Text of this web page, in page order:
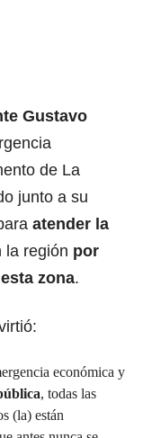
Gustavo
de La
junto a su
atender la
la región por
zona.
económica y
, todas las
(la) están